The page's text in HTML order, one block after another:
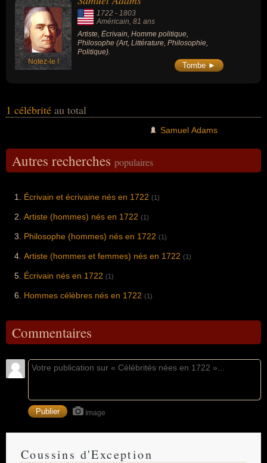
Notez-le !
1722 - 1803
Américain, 81 ans
Artiste, Écrivain, Homme politique,
Philosophe (Art, Littérature, Philosophie,
Politique).
Tombe ►
1 célébrité au total
Samuel Adams
Autres recherches populaires
Écrivain et écrivaine nés en 1722 (1)
Artiste (hommes) nés en 1722 (1)
Philosophe (hommes) nés en 1722 (1)
Artiste (hommes et femmes) nés en 1722 (1)
Écrivain nés en 1722 (1)
Hommes célèbres nés en 1722 (1)
Commentaires
Image
Coussins d'Exception